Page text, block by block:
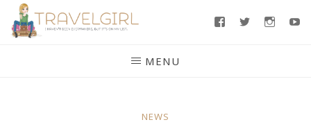
Skip
FacebookTwitter
MENU
NEWS